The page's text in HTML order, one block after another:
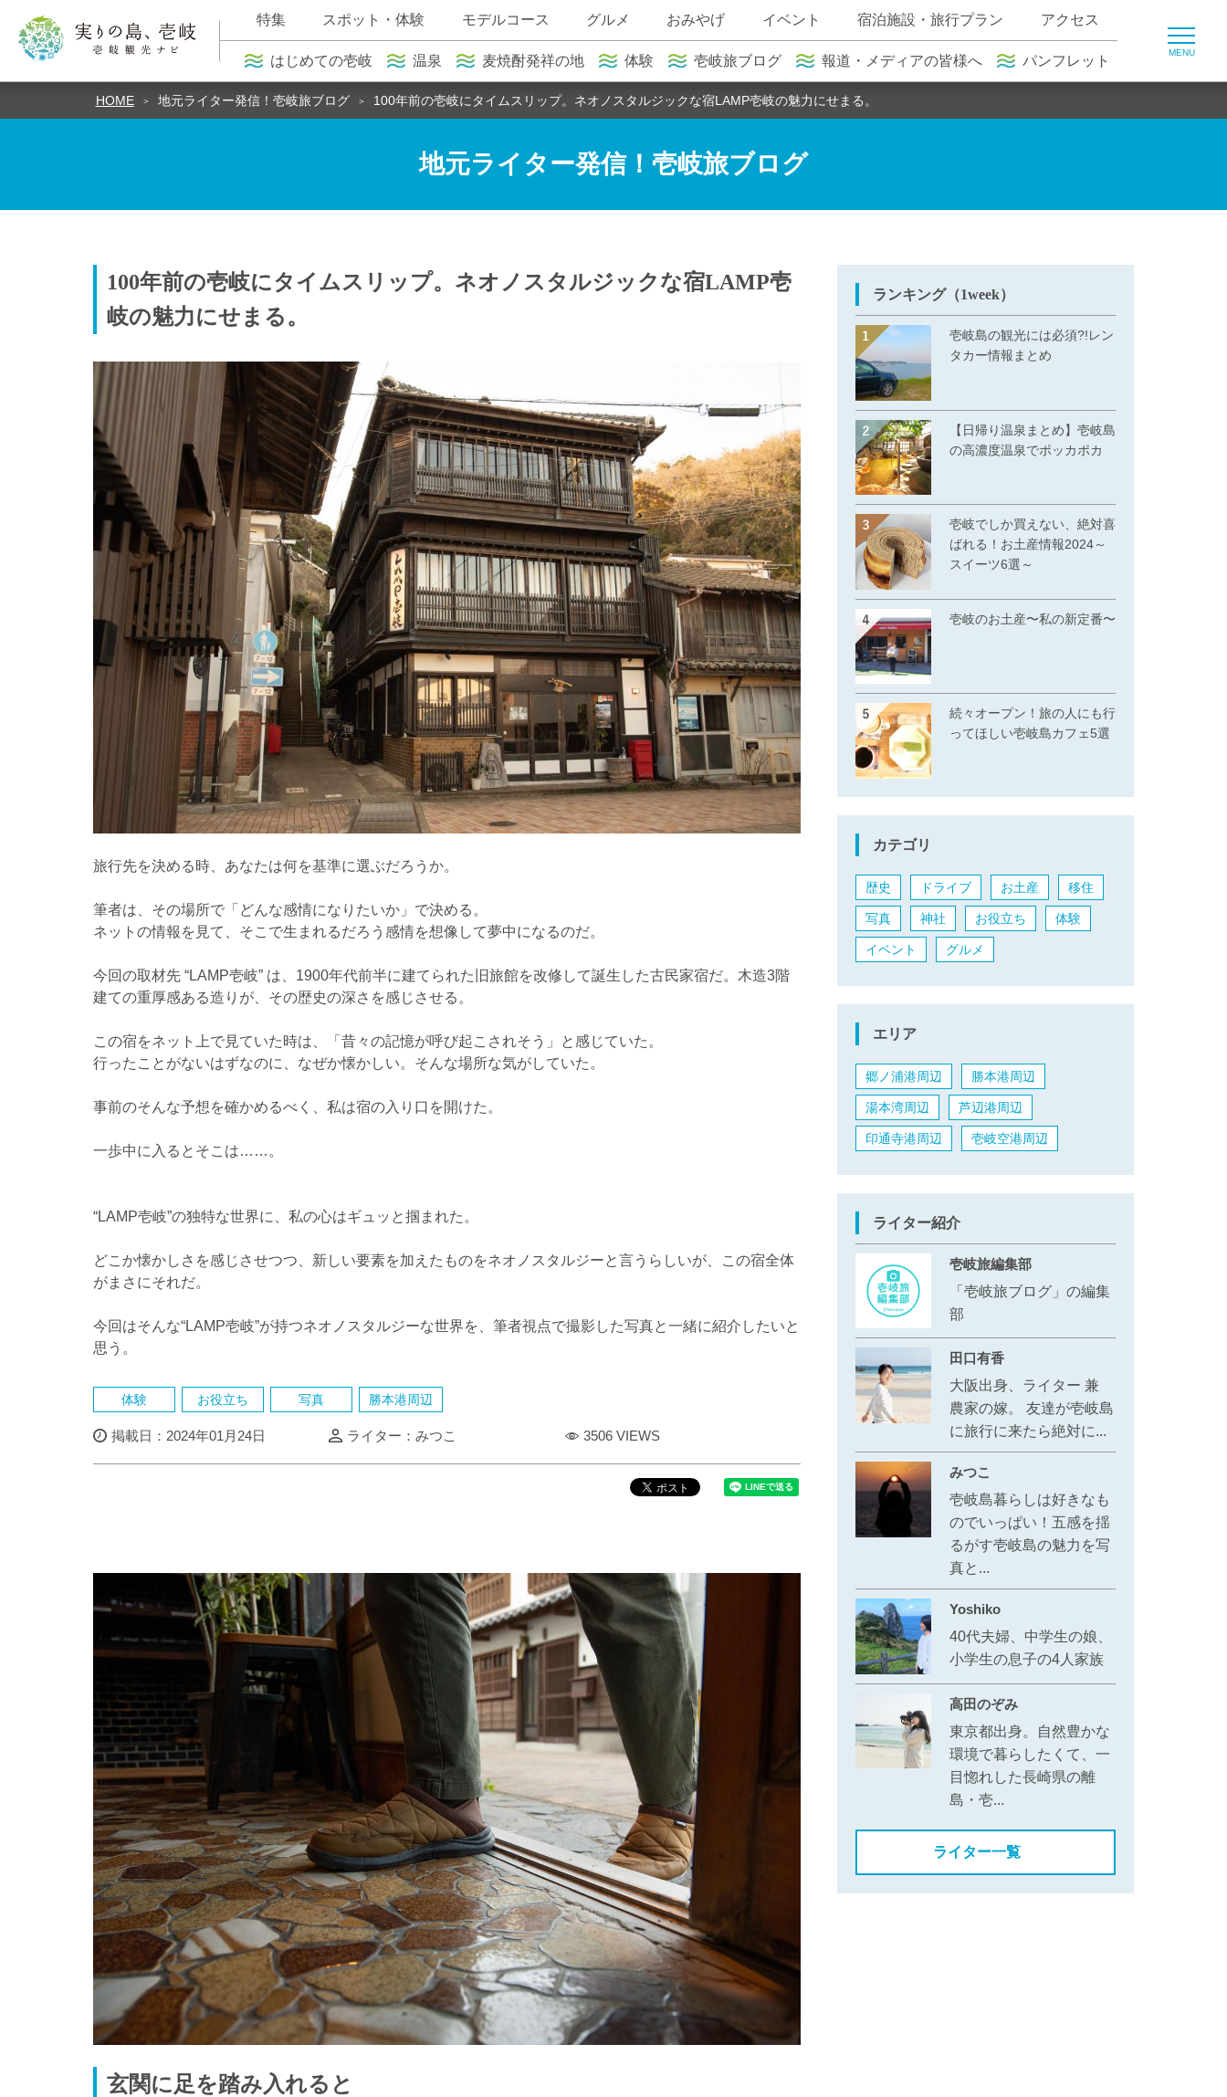
特集 スポット・体験 モデルコース グルメ おみやげ イベント 宿泊施設・旅行プラン アクセス
はじめての壱岐 温泉 麦焼酎発祥の地 体験 壱岐旅ブログ 報道・メディアの皆様へ パンフレット
HOME 地元ライター発信！壱岐旅ブログ 100年前の壱岐にタイムスリップ。ネオノスタルジックな宿LAMP壱岐の魅力にせまる。
地元ライター発信！壱岐旅ブログ
100年前の壱岐にタイムスリップ。ネオノスタルジックな宿LAMP壱
岐の魅力にせまる。
旅行先を決める時、あなたは何を基準に選ぶだろうか。
筆者は、その場所で「どんな感情になりたいか」で決める。
ネットの情報を見て、そこで生まれるだろう感情を想像して夢中になるのだ。
今回の取材先 “LAMP壱岐” は、1900年代前半に建てられた旧旅館を改修して誕生した古民家宿だ。木造3階
建ての重厚感ある造りが、その歴史の深さを感じさせる。
この宿をネット上で見ていた時は、「昔々の記憶が呼び起こされそう」と感じていた。
行ったことがないはずなのに、なぜか懐かしい。そんな場所な気がしていた。
事前のそんな予想を確かめるべく、私は宿の入り口を開けた。
一歩中に入るとそこは……。
“LAMP壱岐”の独特な世界に、私の心はギュッと掴まれた。
どこか懐かしさを感じさせつつ、新しい要素を加えたものをネオノスタルジーと言うらしいが、この宿全体
がまさにそれだ。
今回はそんな“LAMP壱岐”が持つネオノスタルジーな世界を、筆者視点で撮影した写真と一緒に紹介したいと
思う。
体験 お役立ち 写真 勝本港周辺
掲載日：2024年01月24日 ライター：みつこ 3506 VIEWS
玄関に足を踏み入れると
ランキング（1week）
壱岐島の観光には必須?!レン
タカー情報まとめ
【日帰り温泉まとめ】壱岐島
の高濃度温泉でポッカポカ
壱岐でしか買えない、絶対喜
ばれる！お土産情報2024～
スイーツ6選～
壱岐のお土産〜私の新定番〜
続々オープン！旅の人にも行
ってほしい壱岐島カフェ5選
カテゴリ
歴史 ドライブ お土産 移住
写真 神社 お役立ち 体験
イベント グルメ
エリア
郷ノ浦港周辺 勝本港周辺
湯本湾周辺 芦辺港周辺
印通寺港周辺 壱岐空港周辺
ライター紹介
壱岐旅編集部
「壱岐旅ブログ」の編集
部
田口有香
大阪出身、ライター 兼
農家の嫁。 友達が壱岐島
に旅行に来たら絶対に...
みつこ
壱岐島暮らしは好きなも
のでいっぱい！五感を揺
るがす壱岐島の魅力を写
真と...
Yoshiko
40代夫婦、中学生の娘、
小学生の息子の4人家族
高田のぞみ
東京都出身。自然豊かな
環境で暮らしたくて、一
目惚れした長崎県の離
島・壱...
ライター一覧